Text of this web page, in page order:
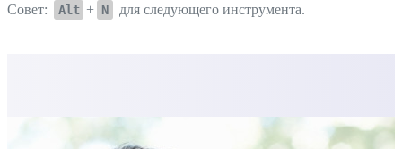
Совет:
Alt + N для следующего инструмента.